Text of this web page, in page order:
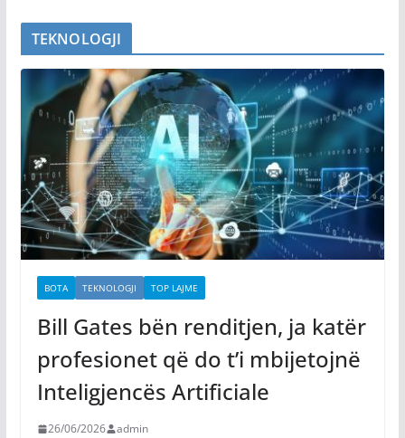
TEKNOLOGJI
BOTA TEKNOLOGJI TOP LAJME
Bill Gates bën renditjen, ja katër
profesionet që do t’i mbijetojnë
Inteligjencës Artificiale
26/06/2026 admin